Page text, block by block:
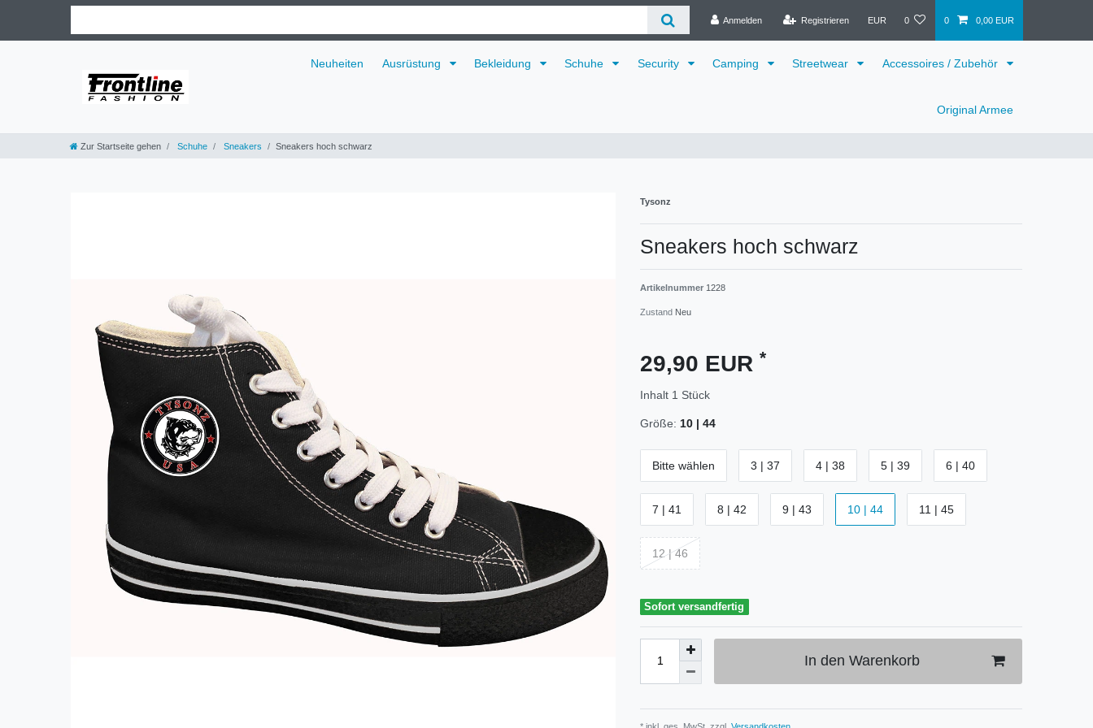
Anmelden Registrieren EUR 0 0 0,00 EUR
Neuheiten Ausrüstung Bekleidung Schuhe Security Camping Streetwear Accessoires / Zubehör
Original Armee
Zur Startseite gehen Schuhe Sneakers Sneakers hoch schwarz
Tysonz
Sneakers hoch schwarz
Artikelnummer 1228
Zustand Neu
29,90 EUR *
Inhalt 1 Stück
Größe: 10 | 44
Bitte wählen 3 | 37 4 | 38 5 | 39 6 | 40
7 | 41 8 | 42 9 | 43 10 | 44 11 | 45
12 | 46
Sofort versandfertig
In den Warenkorb